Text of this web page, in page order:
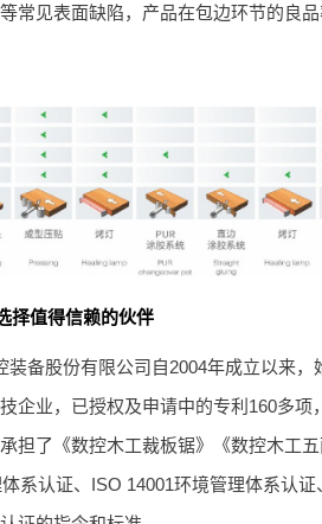
常见表面缺陷，产品在包边环节的良
择值得信赖的伙伴
装备股份有限公司自2004年成立以来
企业，已授权及申请中的专利160多
担了《数控木工裁板锯》《数控木工
系认证、ISO 14001环境管理体系认